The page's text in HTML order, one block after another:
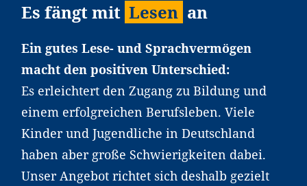
Es fängt mit Lesen an
Ein gutes Lese- und Sprachvermögen
macht den positiven Unterschied:
Es erleichtert den Zugang zu Bildung und
einem erfolgreichen Berufsleben. Viele
Kinder und Jugendliche in Deutschland
haben aber große Schwierigkeiten dabei.
Unser Angebot richtet sich deshalb gezielt